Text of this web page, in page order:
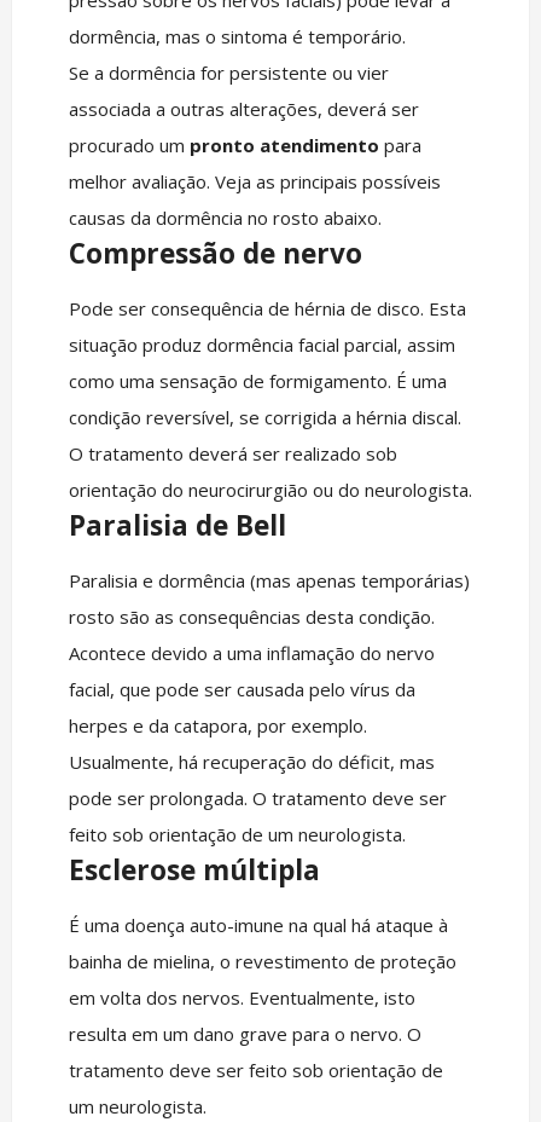
dormência, mas o sintoma é temporário.
Se a dormência for persistente ou vier
associada a outras alterações, deverá ser
procurado um pronto atendimento para
melhor avaliação. Veja as principais possíveis
causas da dormência no rosto abaixo.
Compressão de nervo
Pode ser consequência de hérnia de disco. Esta
situação produz dormência facial parcial, assim
como uma sensação de formigamento. É uma
condição reversível, se corrigida a hérnia discal.
O tratamento deverá ser realizado sob
orientação do neurocirurgião ou do neurologista.
Paralisia de Bell
Paralisia e dormência (mas apenas temporárias)
rosto são as consequências desta condição.
Acontece devido a uma inflamação do nervo
facial, que pode ser causada pelo vírus da
herpes e da catapora, por exemplo.
Usualmente, há recuperação do déficit, mas
pode ser prolongada. O tratamento deve ser
feito sob orientação de um neurologista.
Esclerose múltipla
É uma doença auto-imune na qual há ataque à
bainha de mielina, o revestimento de proteção
em volta dos nervos. Eventualmente, isto
resulta em um dano grave para o nervo. O
tratamento deve ser feito sob orientação de
um neurologista.